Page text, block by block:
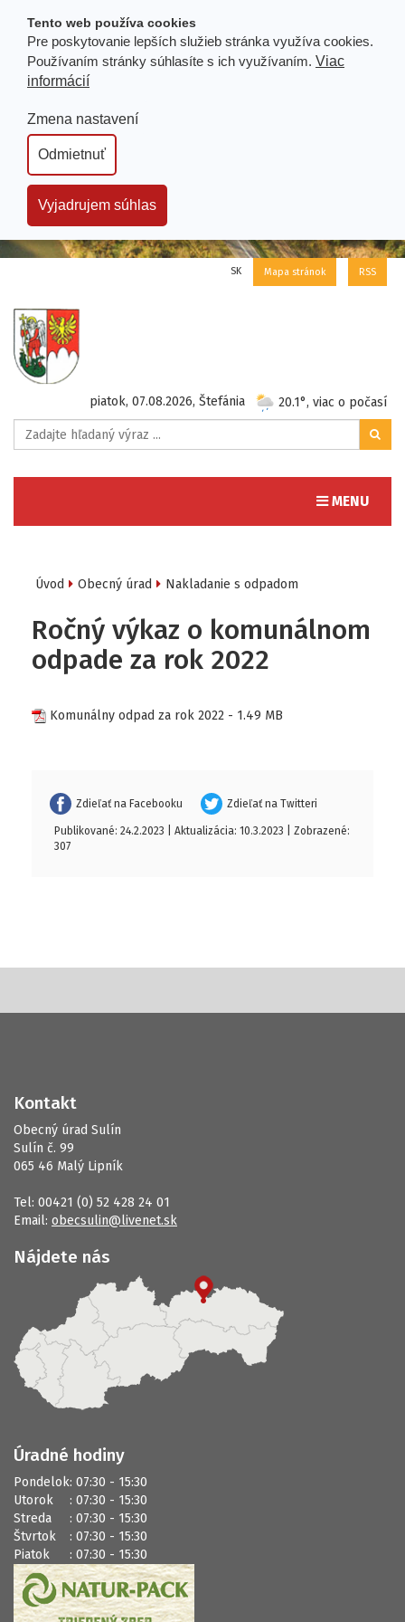
obsahu
Tento web používa cookies
Pre poskytovanie lepších služieb stránka využíva cookies.
Používaním stránky súhlasíte s ich využívaním. Viac
informácií
Zmena nastavení
Odmietnuť
Vyjadrujem súhlas
SK Mapa stránok RSS
piatok, 07.08.2026, Štefánia 20.1°, viac o počasí
Toggle
MENU
Úvod Obecný úrad Nakladanie s odpadom
Ročný výkaz o komunálnom
odpade za rok 2022
Komunálny odpad za rok 2022 - 1.49 MB
Zdieľať na Facebooku Zdieľať na Twitteri
Publikované: 24.2.2023 | Aktualizácia: 10.3.2023 | Zobrazené:
307
Kontakt
Obecný úrad Sulín
Sulín č. 99
065 46 Malý Lipník
Tel: 00421 (0) 52 428 24 01
Email: obecsulin@livenet.sk
Nájdete nás
Úradné hodiny
Pondelok
Utorok
Streda
Štvrtok
Piatok
: 07:30 - 15:30
: 07:30 - 15:30
: 07:30 - 15:30
: 07:30 - 15:30
: 07:30 - 15:30